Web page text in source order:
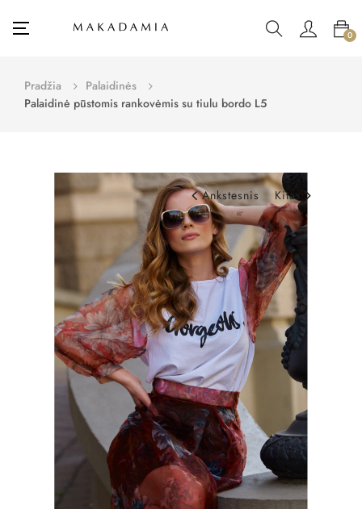
Toggle
☰ 0
Pradžia
Palaidinės
Palaidinė pūstomis rankovėmis su tiulu bordo L5
Ankstesnis Kitas